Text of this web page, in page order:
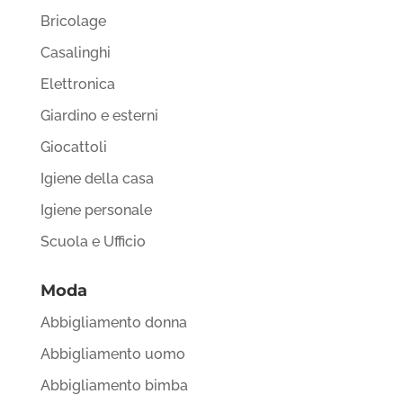
Bricolage
Casalinghi
Elettronica
Giardino e esterni
Giocattoli
Igiene della casa
Igiene personale
Scuola e Ufficio
Moda
Abbigliamento donna
Abbigliamento uomo
Abbigliamento bimba